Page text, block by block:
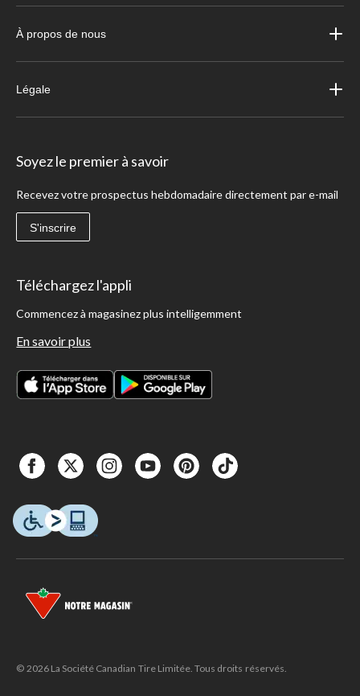
À propos de nous
Légale
Soyez le premier à savoir
Recevez votre prospectus hebdomadaire directement par e-mail
S'inscrire
Téléchargez l'appli
Commencez à magasinez plus intelligemment
En savoir plus
© 2026 La Société Canadian Tire Limitée. Tous droits réservés.